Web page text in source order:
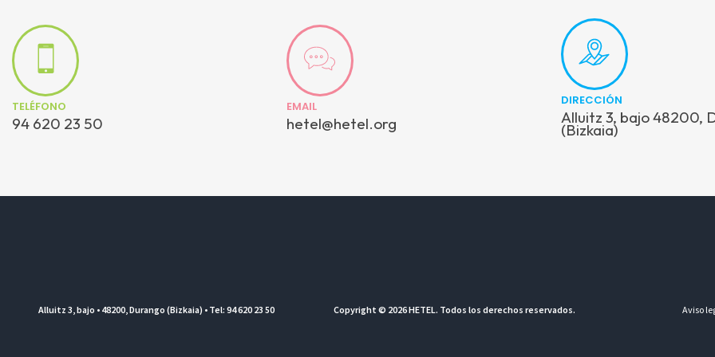
TELÉFONO
94 620 23 50
EMAIL
hetel@hetel.org
DIRECCIÓN
Alluitz 3, bajo 48200,
(Bizkaia)
Alluitz 3, bajo • 48200, Durango (Bizkaia) • Tel: 94 620 23 50 Copyright © 2026 HETEL. Todos los derechos reservados. Aviso